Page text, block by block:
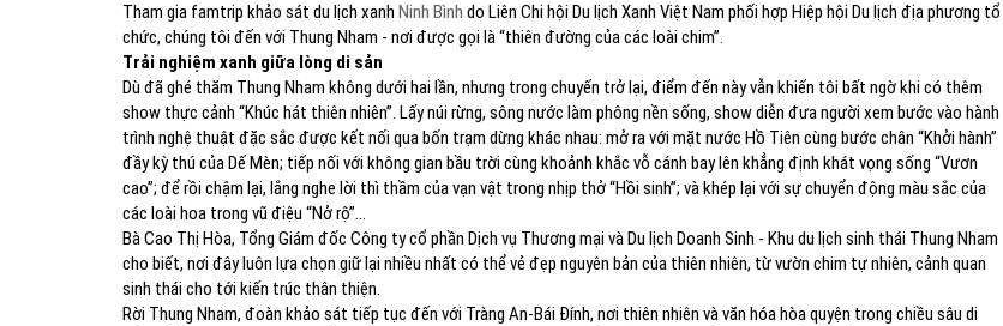
Tham gia famtrip khảo sát du lịch xanh Ninh Bình do Liên Chi hội Du lịch Xanh Việt Nam phối hợp Hiệp hội Du lịch địa phương tổ
chức, chúng tôi đến với Thung Nham - nơi được gọi là “thiên đường của các loài chim”.
Trải nghiệm xanh giữa lòng di sản
Dù đã ghé thăm Thung Nham không dưới hai lần, nhưng trong chuyến trở lại, điểm đến này vẫn khiến tôi bất ngờ khi có thêm
show thực cảnh “Khúc hát thiên nhiên”. Lấy núi rừng, sông nước làm phông nền sống, show diễn đưa người xem bước vào hành
trình nghệ thuật đặc sắc được kết nối qua bốn trạm dừng khác nhau: mở ra với mặt nước Hồ Tiên cùng bước chân “Khởi hành”
đầy kỳ thú của Dế Mèn; tiếp nối với không gian bầu trời cùng khoảnh khắc vỗ cánh bay lên khẳng định khát vọng sống “Vươn
cao”; để rồi chậm lại, lắng nghe lời thì thầm của vạn vật trong nhịp thở “Hồi sinh”; và khép lại với sự chuyển động màu sắc của
các loài hoa trong vũ điệu “Nở rộ”…
Bà Cao Thị Hòa, Tổng Giám đốc Công ty cổ phần Dịch vụ Thương mại và Du lịch Doanh Sinh - Khu du lịch sinh thái Thung Nham
cho biết, nơi đây luôn lựa chọn giữ lại nhiều nhất có thể vẻ đẹp nguyên bản của thiên nhiên, từ vườn chim tự nhiên, cảnh quan
sinh thái cho tới kiến trúc thân thiện.
Rời Thung Nham, đoàn khảo sát tiếp tục đến với Tràng An-Bái Đính, nơi thiên nhiên và văn hóa hòa quyện trong chiều sâu di